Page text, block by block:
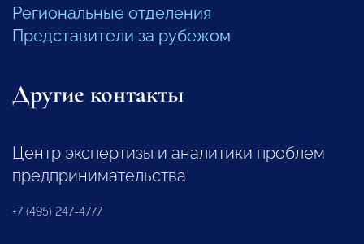
Региональные отделения
Представители за рубежом
Другие контакты
Центр экспертизы и аналитики проблем
предпринимательства
+7 (495) 247-4777